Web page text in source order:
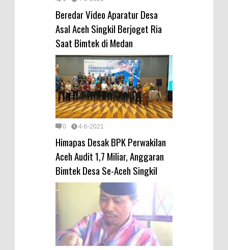
Beredar Video Aparatur Desa
Asal Aceh Singkil Berjoget Ria
Saat Bimtek di Medan
0 4-6-2021
Himapas Desak BPK Perwakilan
Aceh Audit 1,7 Miliar, Anggaran
Bimtek Desa Se-Aceh Singkil